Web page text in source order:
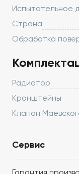
Испытательное
Страна
Обработка
Радиатор
Кронштейны
Клапан
Сервис